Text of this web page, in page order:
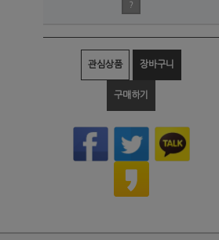
?
관심상품 장바구니
구매하기